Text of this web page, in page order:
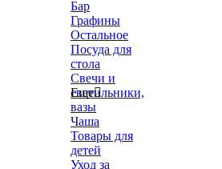
Бар
Графины
Остальное
Посуда для
стола
Свечи и
светильники,
вазы
Чаша
Товары для
детей
Уход за
Еще